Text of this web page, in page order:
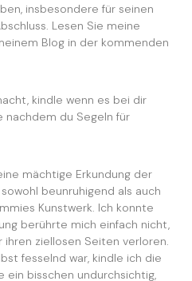
insbesondere für seinen
Lesen Sie meine
Blog in der kommenden
kindle wenn es bei dir
nachdem du Segeln für
mächtige Erkundung der
beunruhigend als auch
Kunstwerk. Ich konnte
berührte mich einfach nicht,
ziellosen Seiten verloren.
fesselnd war, kindle ich die
ein bisschen undurchsichtig,